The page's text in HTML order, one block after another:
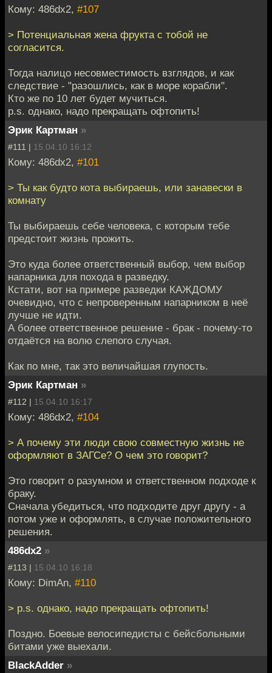
Кому: 486dx2, #107
> Потенциальная жена фрукта с тобой не
согласится.
Тогда налицо несовместимость взглядов, и как
следствие - "разошлись, как в море корабли".
Кто же по 10 лет будет мучиться.
p.s. однако, надо прекращать офтопить!
Эрик Картман »
#111 | 15.04.10 16:12
Кому: 486dx2, #101
> Ты как будто кота выбираешь, или занавески в
комнату
Ты выбираешь себе человека, с которым тебе
предстоит жизнь прожить.
Это куда более ответственный выбор, чем выбор
напарника для похода в разведку.
Кстати, вот на примере разведки КАЖДОМУ
очевидно, что с непроверенным напарником в неё
лучше не идти.
А более ответственное решение - брак - почему-то
отдаётся на волю слепого случая.
Как по мне, так это величайшая глупость.
Эрик Картман »
#112 | 15.04.10 16:17
Кому: 486dx2, #104
> А почему эти люди свою совместную жизнь не
оформляют в ЗАГСе? О чем это говорит?
Это говорит о разумном и ответственном подходе к
браку.
Сначала убедиться, что подходите друг другу - а
потом уже и оформлять, в случае положительного
решения.
486dx2 »
#113 | 15.04.10 16:18
Кому: DimAn, #110
> p.s. однако, надо прекращать офтопить!
Поздно. Боевые велосипедисты с бейсбольными
битами уже выехали.
BlackAdder »